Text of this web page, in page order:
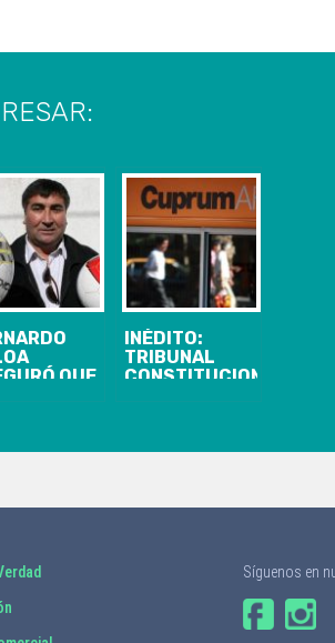
QUE
INÉDITO:
TRIBUNAL
CONSTITUCIONAL
PROFESORA
AHORROS DE
Síguenos en